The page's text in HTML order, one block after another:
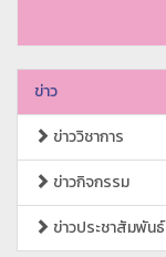
ข่าว
ข่าววิชาการ
ข่าวกิจกรรม
ข่าวประชาสัมพันธ์